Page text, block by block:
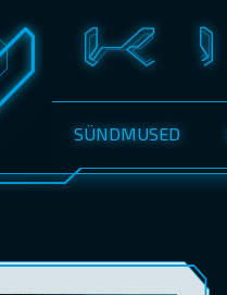
SÜNDMUSED